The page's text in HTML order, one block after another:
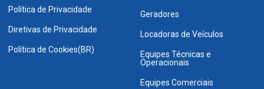
Política de Privacidade
Diretivas de Privacidade
Política de Cookies(BR)
Geradores
Locadoras de Veículos
Equipes Técnicas e
Operacionais
Equipes Comerciais